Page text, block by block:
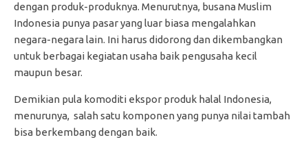
dengan produk-produknya. Menurutnya, busana Muslim
Indonesia punya pasar yang luar biasa mengalahkan
negara-negara lain. Ini harus didorong dan dikembangkan
untuk berbagai kegiatan usaha baik pengusaha kecil
maupun besar.
Demikian pula komoditi ekspor produk halal Indonesia,
menurunya, salah satu komponen yang punya nilai tambah
bisa berkembang dengan baik.